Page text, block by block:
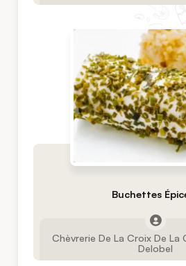
Buchettes
Chèvrerie De La Croix De La
Delobel